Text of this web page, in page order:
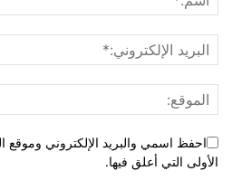
احفظ اسمي والبريد الإلكتروني وموقع
الأولى التي أعلق فيها.